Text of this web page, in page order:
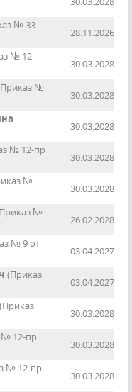
№ 33
28.11.2026
№ 12-
30.03.2028
№
30.03.2028
30.03.2028
№ 12-пр
30.03.2028
№
30.03.2028
№
26.02.2028
№ 9 от
03.04.2027
(Приказ
03.04.2027
(Приказ
30.03.2028
№ 12-пр
30.03.2028
№ 12-пр
30.03.2028